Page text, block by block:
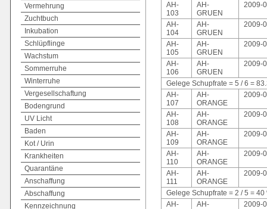
Vermehrung
Zuchtbuch
Inkubation
Schlüpflinge
Wachstum
Sommerruhe
Winterruhe
Vergesellschaftung
Bodengrund
UV Licht
Baden
Kot / Urin
Krankheiten
Quarantäne
Anschaffung
Abschaffung
Kennzeichnung
AH-
103
AH-
GRUEN
2009-
AH-
104
AH-
GRUEN
2009-
AH-
105
AH-
GRUEN
2009-
AH-
106
AH-
GRUEN
2009-
Gelege Schupfrate = 5 / 6 =
AH-
107
AH-
ORANGE
2009-
AH-
108
AH-
ORANGE
2009-
AH-
109
AH-
ORANGE
2009-
AH-
110
AH-
ORANGE
2009-
AH-
111
AH-
ORANGE
2009-
Gelege Schupfrate = 2 / 5 = 40
AH-
AH-
2009-